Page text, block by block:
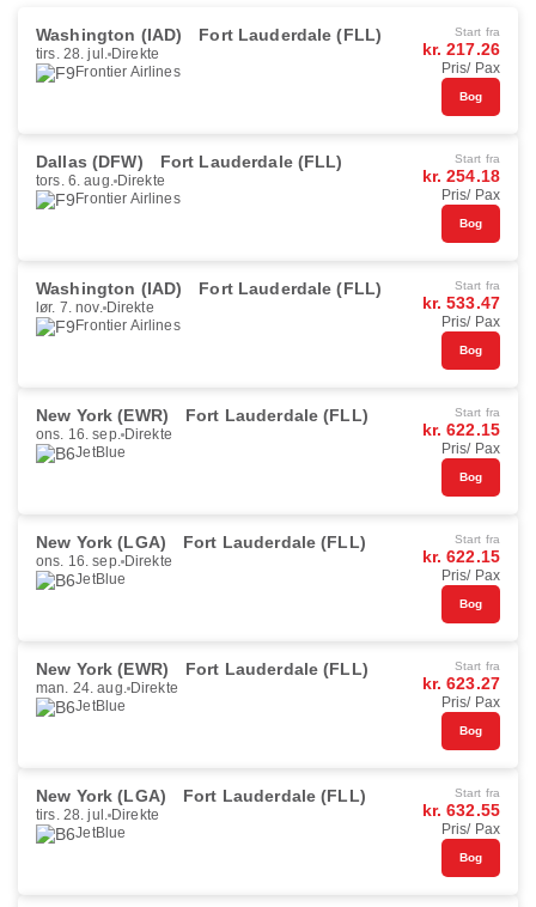
Washington (IAD) Fort Lauderdale (FLL)
tirs. 28. jul. Direkte
Frontier Airlines
Start fra
kr. 217.26
Pris/ Pax
Bog
Dallas (DFW) Fort Lauderdale (FLL)
tors. 6. aug. Direkte
Frontier Airlines
Start fra
kr. 254.18
Pris/ Pax
Bog
Washington (IAD) Fort Lauderdale (FLL)
lør. 7. nov. Direkte
Frontier Airlines
Start fra
kr. 533.47
Pris/ Pax
Bog
New York (EWR) Fort Lauderdale (FLL)
ons. 16. sep. Direkte
JetBlue
Start fra
kr. 622.15
Pris/ Pax
Bog
New York (LGA) Fort Lauderdale (FLL)
ons. 16. sep. Direkte
JetBlue
Start fra
kr. 622.15
Pris/ Pax
Bog
New York (EWR) Fort Lauderdale (FLL)
man. 24. aug. Direkte
JetBlue
Start fra
kr. 623.27
Pris/ Pax
Bog
New York (LGA) Fort Lauderdale (FLL)
tirs. 28. jul. Direkte
JetBlue
Start fra
kr. 632.55
Pris/ Pax
Bog